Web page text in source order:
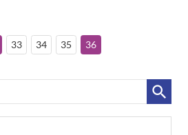
33 34 35 36